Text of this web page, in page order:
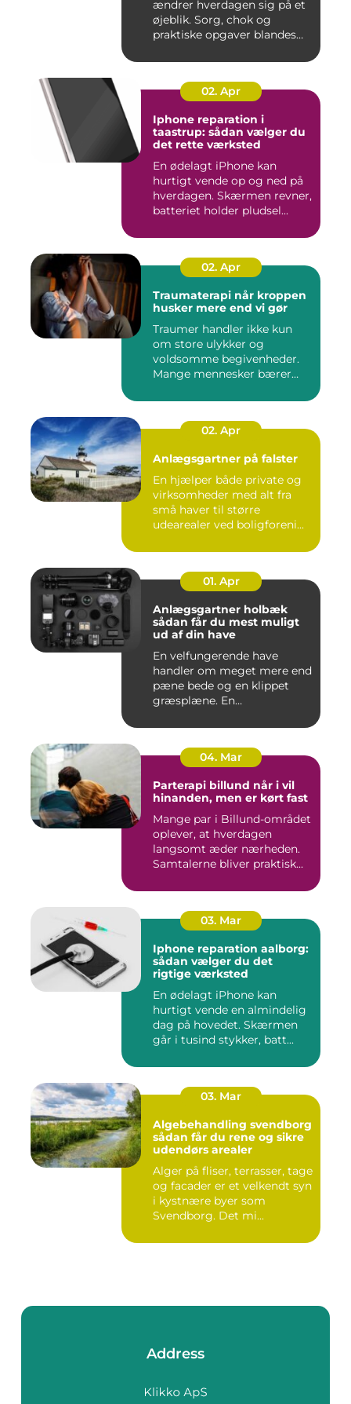
ændrer hverdagen sig på et
øjeblik. Sorg, chok og
praktiske opgaver blandes
02. Apr
Iphone reparation i
taastrup: sådan vælger du
det rette værksted
En ødelagt iPhone kan
hurtigt vende op og ned på
hverdagen. Skærmen revner,
batteriet holder pludsel...
02. Apr
Traumaterapi når kroppen
husker mere end vi gør
Traumer handler ikke kun
om store ulykker og
voldsomme begivenheder.
Mange mennesker bærer
02. Apr
Anlægsgartner på falster
En hjælper både private og
virksomheder med alt fra
små haver til større
udearealer ved boligforeni...
01. Apr
Anlægsgartner holbæk
sådan får du mest muligt
ud af din have
En velfungerende have
handler om meget mere end
pæne bede og en klippet
græsplæne. En
04. Mar
Parterapi billund når i vil
hinanden, men er kørt fast
Mange par i Billund-området
oplever, at hverdagen
langsomt æder nærheden.
Samtalerne bliver praktisk...
03. Mar
Iphone reparation aalborg:
sådan vælger du det
rigtige værksted
En ødelagt iPhone kan
hurtigt vende en almindelig
dag på hovedet. Skærmen
går i tusind stykker, batt...
03. Mar
Algebehandling svendborg
sådan får du rene og sikre
udendørs arealer
Alger på fliser, terrasser, tage
og facader er et velkendt syn
i kystnære byer som
Svendborg. Det mi...
Address